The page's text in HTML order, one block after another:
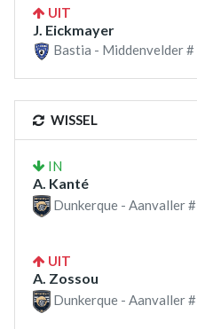
UIT
J. Eickmayer
Bastia - Middenvelder #
WISSEL
IN
A. Kanté
Dunkerque - Aanvaller #
UIT
A. Zossou
Dunkerque - Aanvaller #